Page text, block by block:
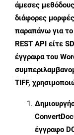
άμεσες
διάφορες
παραπάνω για
REST API είτε
έγγραφα του
TIFF,
έγγραφο